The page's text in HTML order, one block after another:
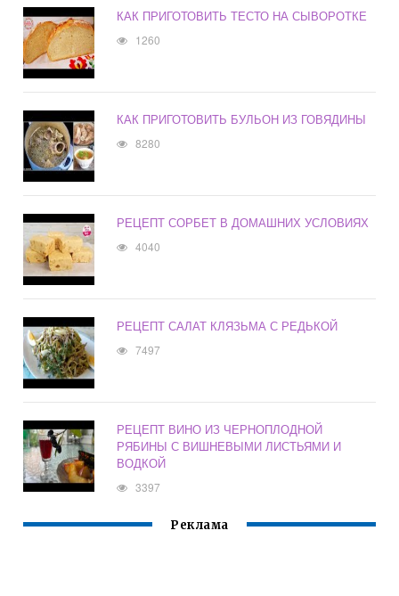
КАК ПРИГОТОВИТЬ ТЕСТО НА СЫВОРОТКЕ
1260
КАК ПРИГОТОВИТЬ БУЛЬОН ИЗ ГОВЯДИНЫ
8280
РЕЦЕПТ СОРБЕТ В ДОМАШНИХ УСЛОВИЯХ
4040
РЕЦЕПТ САЛАТ КЛЯЗЬМА С РЕДЬКОЙ
7497
РЕЦЕПТ ВИНО ИЗ ЧЕРНОПЛОДНОЙ
РЯБИНЫ С ВИШНЕВЫМИ ЛИСТЬЯМИ И
ВОДКОЙ
3397
Реклама